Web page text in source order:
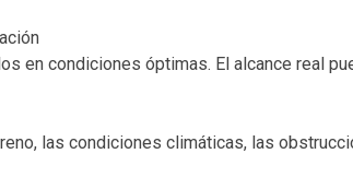
en condiciones óptimas. El alcance real
las condiciones climáticas, las